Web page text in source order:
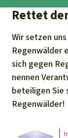
Rettet
Wir setzen
Regenwälder
sich gegen
nennen
beteiligen Sie
Regenwälder!